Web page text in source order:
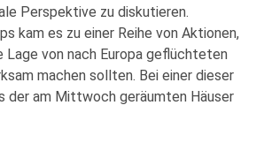
Perspektive zu diskutieren.
kam es zu einer Reihe von Aktionen,
Lage von nach Europa geflüchteten
machen sollten. Bei einer dieser
der am Mittwoch geräumten Häuser